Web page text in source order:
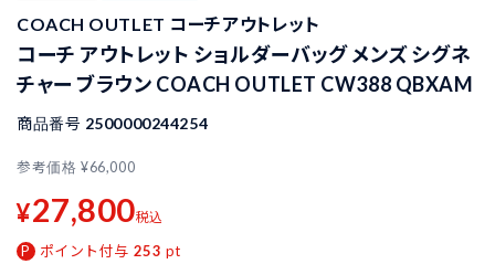
COACH OUTLET コーチアウトレット
コーチ アウトレット ショルダーバッグ メンズ シグネ
チャー ブラウン COACH OUTLET CW388 QBXAM
商品番号 2500000244254
参考価格 ¥66,000
¥27,800税込
ポイント付与 253 pt